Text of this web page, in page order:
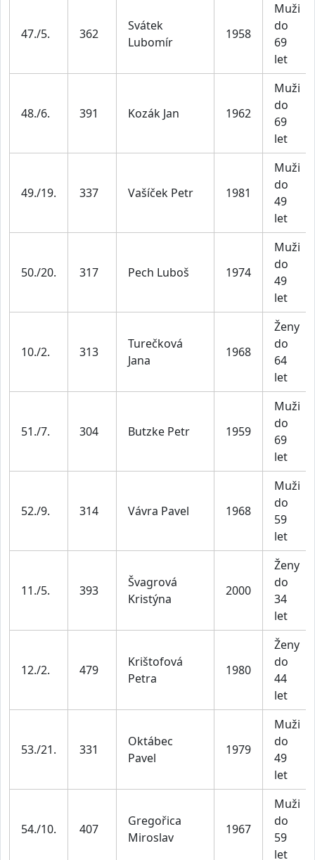
47./5. 362
Svátek
Lubomír
1958
Muži
do
69
let
48./6. 391 Kozák Jan 1962
Muži
do
69
let
49./19. 337 Vašíček Petr 1981
Muži
do
49
let
50./20. 317 Pech Luboš 1974
Muži
do
49
let
10./2. 313
Turečková
Jana
1968
Ženy
do
64
let
51./7. 304 Butzke Petr 1959
Muži
do
69
let
52./9. 314 Vávra Pavel 1968
Muži
do
59
let
11./5. 393
Švagrová
Kristýna
2000
Ženy
do
34
let
12./2. 479
Krištofová
Petra
1980
Ženy
do
44
let
53./21. 331
Oktábec
Pavel
1979
Muži
do
49
let
54./10. 407
Gregořica
Miroslav
1967
Muži
do
59
let